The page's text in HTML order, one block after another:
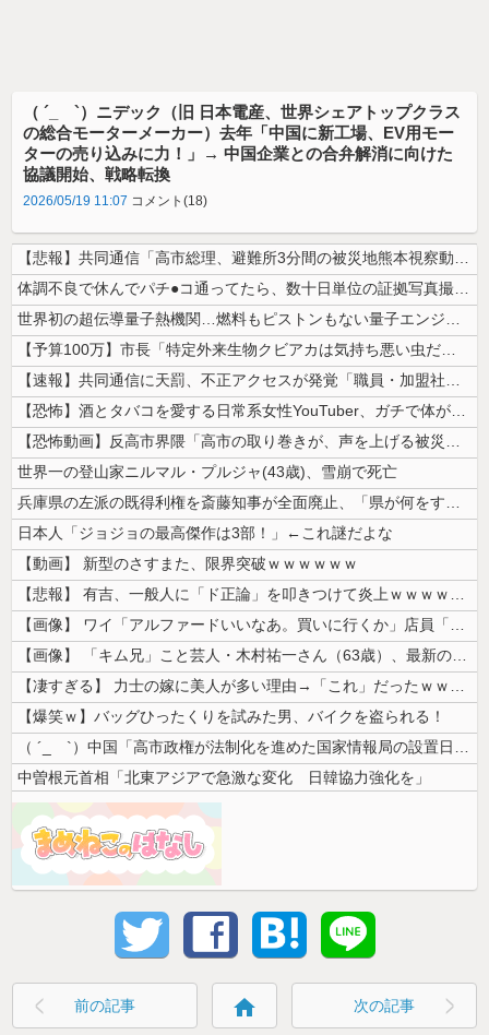
（ ´_ゝ`）ニデック（旧 日本電産、世界シェアトップクラス
の総合モーターメーカー）去年「中国に新工場、EV用モー
ターの売り込みに力！」→ 中国企業との合弁解消に向けた
協議開始、戦略転換
2026/05/19 11:07 コメント(18)
【悲報】共同通信「高市総理、避難所3分間の被災地熊本視察動画に批判！」...
体調不良で休んでパチ●コ通ってたら、数十日単位の証拠写真撮られて会社ク...
世界初の超伝導量子熱機関…燃料もピストンもない量子エンジンが回った！
【予算100万】市長「特定外来生物クビアカは気持ち悪い虫だしそんな需要...
【速報】共同通信に天罰、不正アクセスが発覚「職員・加盟社・取引先などの...
【恐怖】酒とタバコを愛する日常系女性YouTuber、ガチで体が終わる...
【恐怖動画】反高市界隈「高市の取り巻きが、声を上げる被災地のおばちゃん...
世界一の登山家ニルマル・プルジャ(43歳)、雪崩で死亡
兵庫県の左派の既得利権を斎藤知事が全面廃止、「県が何をするねん？」と存...
日本人「ジョジョの最高傑作は3部！」←これ謎だよな
【動画】 新型のさすまた、限界突破ｗｗｗｗｗｗ
【悲報】 有吉、一般人に「ド正論」を叩きつけて炎上ｗｗｗｗｗｗｗｗ
【画像】 ワイ「アルファードいいなあ。買いに行くか」店員「ほいっ見積も...
【画像】 「キム兄」こと芸人・木村祐一さん（63歳）、最新の松本人志さ...
【凄すぎる】 力士の嫁に美人が多い理由→「これ」だったｗｗｗｗｗｗｗ
【爆笑ｗ】バッグひったくりを試みた男、バイクを盗られる！
（ ´_ゝ`）中国「高市政権が法制化を進めた国家情報局の設置日が7月3...
中曽根元首相「北東アジアで急激な変化 日韓協力強化を」
前の記事 home 次の記事